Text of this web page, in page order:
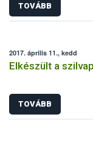
TOVÁBB
2017. április 11., kedd
Elkészült a
TOVÁBB